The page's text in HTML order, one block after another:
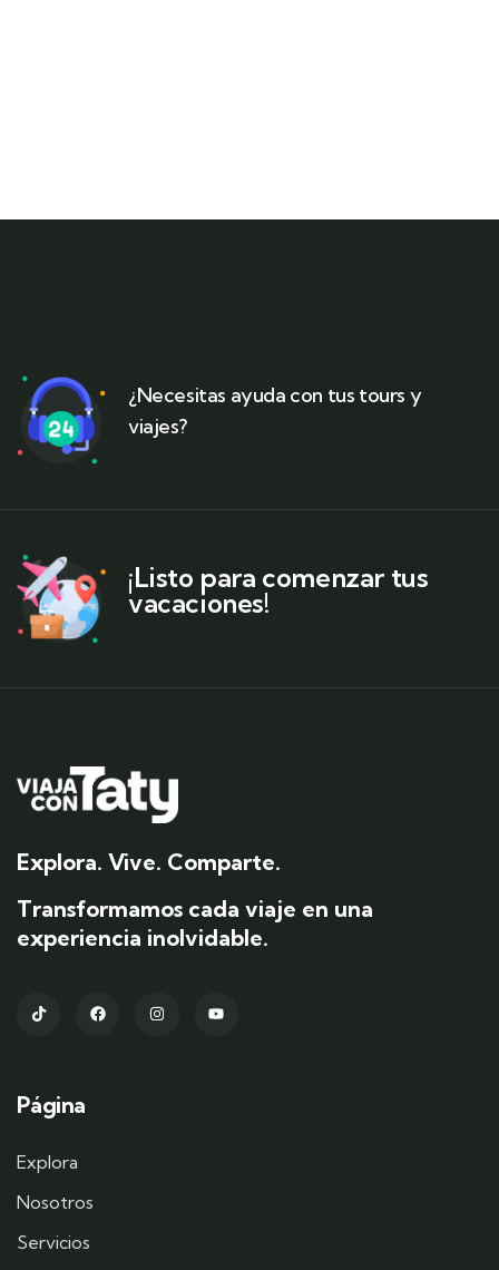
¿Necesitas ayuda con tus tours y
viajes?
¡Listo para comenzar tus
vacaciones!
Explora. Vive. Comparte.
Transformamos cada viaje en una
experiencia inolvidable.
Página
Explora
Nosotros
Servicios